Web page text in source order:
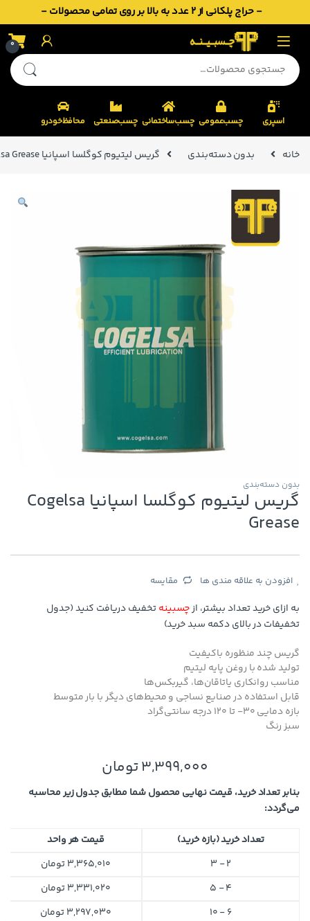
- حراج پلکانی از 2 عدد به بالا بر روی تمامی محصولات -
Skip to navigation
Skip to content
0
جستجو برای:
اسپری چسب‌عمومی چسب‌ساختمانی چسب‌صنعتی محافظ‌خودرو
خانه بدون دسته‌بندی گریس لیتیوم کوگلسا اسپانیا Cogelsa Grease
بدون دسته‌بندی
گریس لیتیوم کوگلسا اسپانیا Cogelsa
Grease
افزودن به علاقه مندی ها مقایسه
به ازای خرید تعداد بیشتر، ازچسبینهتخفیف دریافت کنید (جدول
تخفیفات در بالای دکمه سبد خرید)
گریس چند منظوره باکیفیت
تولید شده با روغن پایه لیتیم
مناسب روانکاری یاتاقان‌ها، گیربکس‌ها
قابل استفاده در صنایع نساجی و محیط‌های دیگر با بار متوسط
بازه دمایی 30- تا 120 درجه سانتی‌گراد
سبز رنگ
3,399,000تومان
بنابر تعداد خرید، قیمت نهایی محصول شما مطابق جدول زیر محاسبه
می‌گردد:
تعداد خرید (بازه خرید)
قیمت هر واحد
2 - 3
3,365,010تومان
4 - 5
3,331,020تومان
6 - 10
3,297,030تومان